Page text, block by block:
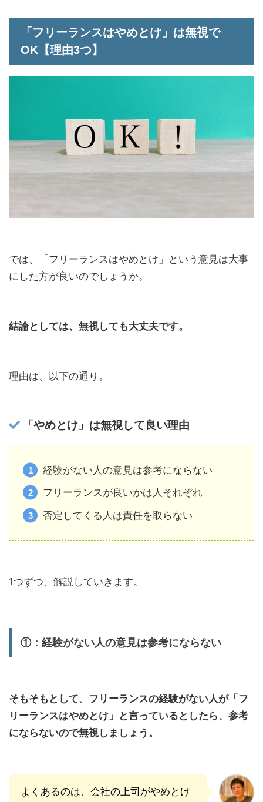
「フリーランスはやめとけ」は無視で
OK【理由3つ】
では、「フリーランスはやめとけ」という意見は大事
にした方が良いのでしょうか。
結論としては、無視しても大丈夫です。
理由は、以下の通り。
「やめとけ」は無視して良い理由
経験がない人の意見は参考にならない
フリーランスが良いかは人それぞれ
否定してくる人は責任を取らない
1つずつ、解説していきます。
①：経験がない人の意見は参考にならない
そもそもとして、フリーランスの経験がない人が「フ
リーランスはやめとけ」と言っているとしたら、参考
にならないので無視しましょう。
よくあるのは、会社の上司がやめとけ